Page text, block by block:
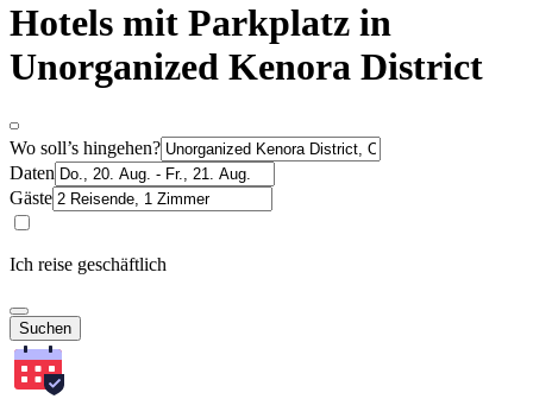
Hotels mit Parkplatz in
Unorganized Kenora District
Wo soll’s hingehen?
Daten
Gäste
Ich reise geschäftlich
Suchen